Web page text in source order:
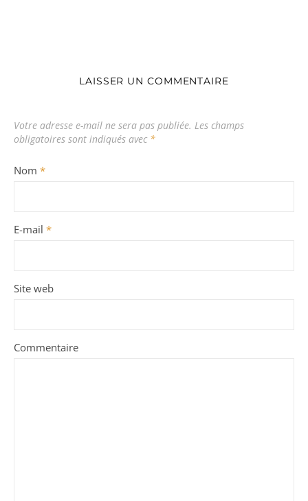
LAISSER UN COMMENTAIRE
Votre adresse e-mail ne sera pas publiée. Les champs
obligatoires sont indiqués avec *
Nom *
E-mail *
Site web
Commentaire